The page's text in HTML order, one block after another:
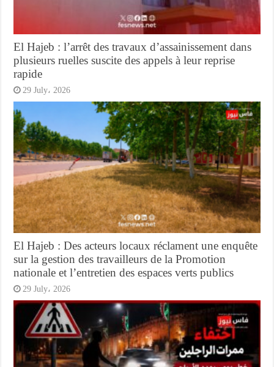
El Hajeb : l’arrêt des travaux d’assainissement dans
plusieurs ruelles suscite des appels à leur reprise
rapide
29 July، 2026
El Hajeb : Des acteurs locaux réclament une enquête
sur la gestion des travailleurs de la Promotion
nationale et l’entretien des espaces verts publics
29 July، 2026